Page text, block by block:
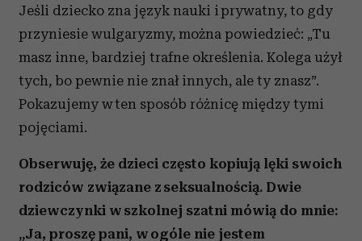
Jeśli dziecko zna język nauki i prywatny, to gdy
przyniesie wulgaryzmy, można powiedzieć: „Tu
masz inne, bardziej trafne określenia. Kolega użył
tych, bo pewnie nie znał innych, ale ty znasz”.
Pokazujemy w ten sposób różnicę między tymi
pojęciami.
Obserwuję, że dzieci często kopiują lęki swoich
rodziców związane z seksualnością. Dwie
dziewczynki w szkolnej szatni mówią do mnie:
„Ja, proszę pani, w ogóle nie jestem